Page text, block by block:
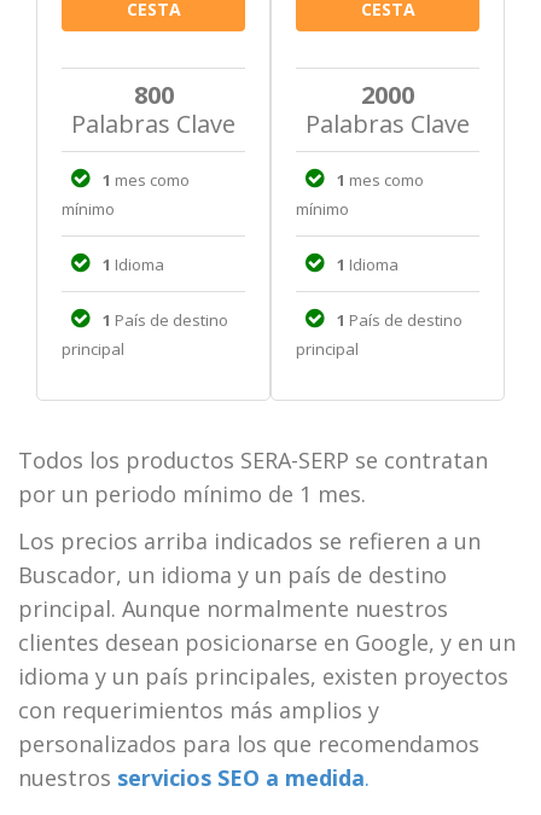
800
Palabras Clave
1 mes como
mínimo
1 Idioma
1 País de destino
principal
2000
Palabras Clave
1 mes como
mínimo
1 Idioma
1 País de destino
principal
Todos los productos SERA-SERP se contratan
por un periodo mínimo de 1 mes.
Los precios arriba indicados se refieren a un
Buscador, un idioma y un país de destino
principal. Aunque normalmente nuestros
clientes desean posicionarse en Google, y en un
idioma y un país principales, existen proyectos
con requerimientos más amplios y
personalizados para los que recomendamos
nuestros servicios SEO a medida.